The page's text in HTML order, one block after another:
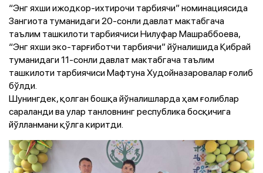
“Энг яхши ижодкор-ихтирочи тарбиячи” номинациясида
Зангиота туманидаги 20-сонли давлат мактабгача
таълим ташкилоти тарбиячиси Нилуфар Машраббоева,
“Энг яхши эко-тарғиботчи тарбиячи” йўналишида Қибрай
туманидаги 11-сонли давлат мактабгача таълим
ташкилоти тарбиячиси Мафтуна Худойназаровалар ғолиб
бўлди.
Шунингдек, қолган бошқа йўналишларда ҳам ғолиблар
сараланди ва улар танловнинг республика босқичига
йўлланмани қўлга киритди.